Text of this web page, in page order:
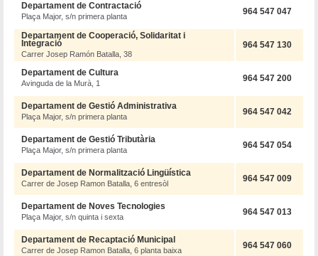
Departament de Contractació
Plaça Major, s/n primera planta 964 547 047
Departament de Cooperació, Solidaritat i
Integració
Carrer Josep Ramón Batalla, 38
964 547 130
Departament de Cultura
Avinguda de la Murà, 1 964 547 200
Departament de Gestió Administrativa
Plaça Major, s/n primera planta 964 547 042
Departament de Gestió Tributària
Plaça Major, s/n primera planta 964 547 054
Departament de Normalització Lingüística
Carrer de Josep Ramon Batalla, 6 entresòl 964 547 009
Departament de Noves Tecnologies
Plaça Major, s/n quinta i sexta 964 547 013
Departament de Recaptació Municipal
Carrer de Josep Ramon Batalla, 6 planta baixa 964 547 060